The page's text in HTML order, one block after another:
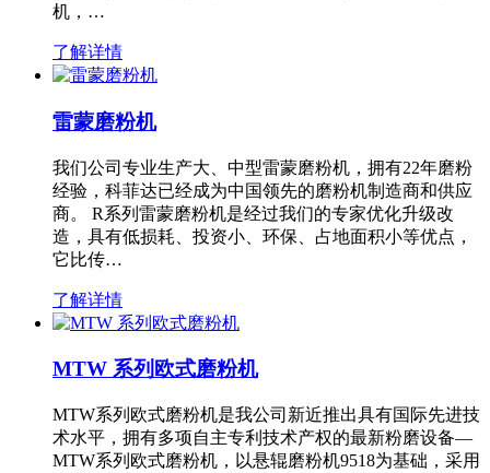
机，…
了解详情
雷蒙磨粉机
我们公司专业生产大、中型雷蒙磨粉机，拥有22年磨粉
经验，科菲达已经成为中国领先的磨粉机制造商和供应
商。 R系列雷蒙磨粉机是经过我们的专家优化升级改
造，具有低损耗、投资小、环保、占地面积小等优点，
它比传…
了解详情
MTW 系列欧式磨粉机
MTW系列欧式磨粉机是我公司新近推出具有国际先进技
术水平，拥有多项自主专利技术产权的最新粉磨设备—
MTW系列欧式磨粉机，以悬辊磨粉机9518为基础，采用